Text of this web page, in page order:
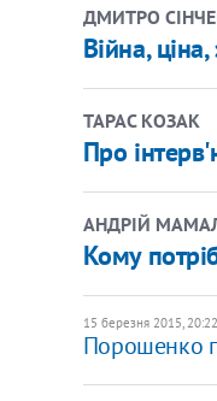
ДМИТРО
Війна,
ТАРАС КОЗАК
Про
АНДРІЙ
Кому
15 березня 2015, 20:22
Порошенко